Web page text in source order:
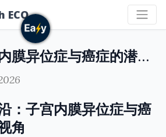
ECO
高校探究子宫内膜异位症与癌症的潜在关联
：子宫内膜异位症与癌
角